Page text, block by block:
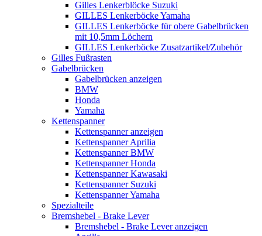
Gilles Lenkerblöcke Suzuki
GILLES Lenkerböcke Yamaha
GILLES Lenkerböcke für obere Gabelbrücken
mit 10,5mm Löchern
GILLES Lenkerböcke Zusatzartikel/Zubehör
Gilles Fußrasten
Gabelbrücken
Gabelbrücken anzeigen
BMW
Honda
Yamaha
Kettenspanner
Kettenspanner anzeigen
Kettenspanner Aprilia
Kettenspanner BMW
Kettenspanner Honda
Kettenspanner Kawasaki
Kettenspanner Suzuki
Kettenspanner Yamaha
Spezialteile
Bremshebel - Brake Lever
Bremshebel - Brake Lever anzeigen